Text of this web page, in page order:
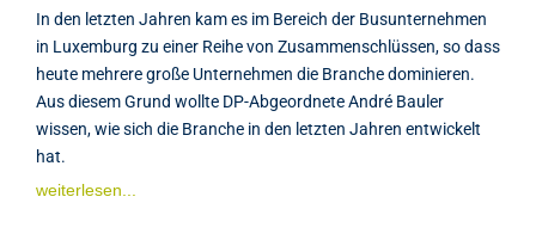
In den letzten Jahren kam es im Bereich der Busunternehmen
in Luxemburg zu einer Reihe von Zusammenschlüssen, so dass
heute mehrere große Unternehmen die Branche dominieren.
Aus diesem Grund wollte DP-Abgeordnete André Bauler
wissen, wie sich die Branche in den letzten Jahren entwickelt
hat.
weiterlesen...